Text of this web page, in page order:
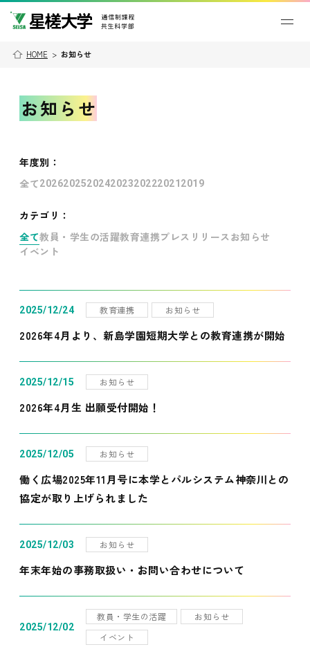
HOME > お知らせ
お知らせ
年度別 ：
全て202620252024202320222021 2019
カテゴリ：
全て教員・学生の活躍教育連携プレスリリース お知らせ
イベント
2025/12/24 教育連携 お知らせ
2026年4月より、新島学園短期大学との教育連携が開始
2025/12/15 お知らせ
2026年4月生 出願受付開始！
2025/12/05 お知らせ
働く広場2025年11月号に本学とパルシステム神奈川との
協定が取り上げられました
2025/12/03 お知らせ
年末年始の事務取扱い・お問い合わせについて
2025/12/02
教員・学生の活躍
お知らせ
イベント